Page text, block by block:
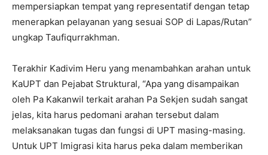
mempersiapkan tempat yang representatif dengan tetap
menerapkan pelayanan yang sesuai SOP di Lapas/Rutan”
ungkap Taufiqurrakhman.
Terakhir Kadivim Heru yang menambahkan arahan untuk
KaUPT dan Pejabat Struktural, “Apa yang disampaikan
oleh Pa Kakanwil terkait arahan Pa Sekjen sudah sangat
jelas, kita harus pedomani arahan tersebut dalam
melaksanakan tugas dan fungsi di UPT masing-masing.
Untuk UPT Imigrasi kita harus peka dalam memberikan